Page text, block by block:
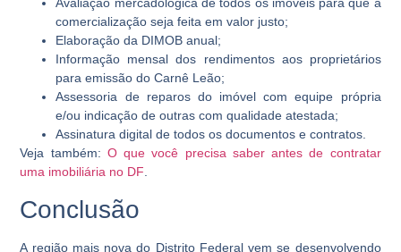
Avaliação mercadológica de todos os imóveis para que a
comercialização seja feita em valor justo;
Elaboração da DIMOB anual;
Informação mensal dos rendimentos aos proprietários
para emissão do Carnê Leão;
Assessoria de reparos do imóvel com equipe própria
e/ou indicação de outras com qualidade atestada;
Assinatura digital de todos os documentos e contratos.
Veja também: O que você precisa saber antes de contratar
uma imobiliária no DF.
Conclusão
A região mais nova do Distrito Federal vem se desenvolvendo